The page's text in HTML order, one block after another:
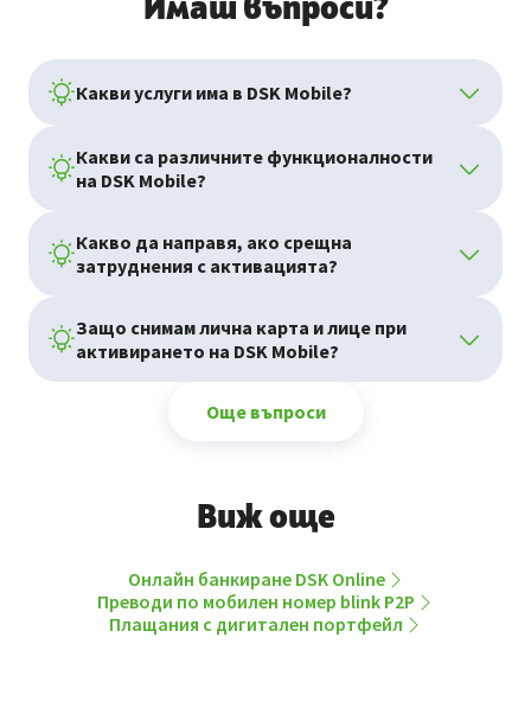
Имаш въпроси?
Какви услуги има в DSK Mobile?
Какви са различните функционалности
на DSK Mobile?
Какво да направя, ако срещна
затруднения с активацията?
Защо снимам лична карта и лице при
активирането на DSK Mobile?
Още въпроси
Виж още
Онлайн банкиране DSK Online
Преводи по мобилен номер blink P2P
Плащания с дигитален портфейл